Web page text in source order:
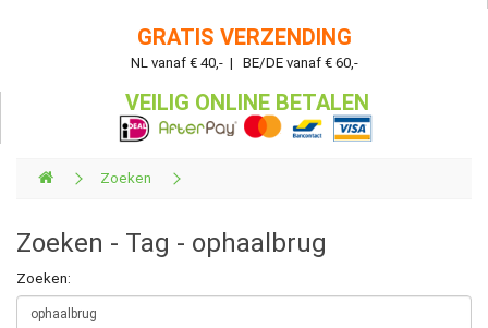
GRATIS VERZENDING
NL vanaf € 40,- | BE/DE vanaf € 60,-
VEILIG ONLINE BETALEN
Zoeken
Zoeken - Tag - ophaalbrug
Zoeken: